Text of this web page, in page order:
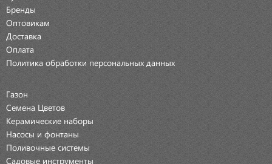
Бренды
Оптовикам
Доставка
Оплата
Политика обработки персональных данных
Газон
Семена Цветов
Керамические наборы
Насосы и фонтаны
Поливочные системы
Садовые инструменты